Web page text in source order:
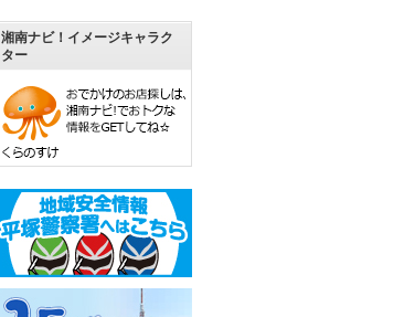
湘南ナビ！イメージキャラク
ター